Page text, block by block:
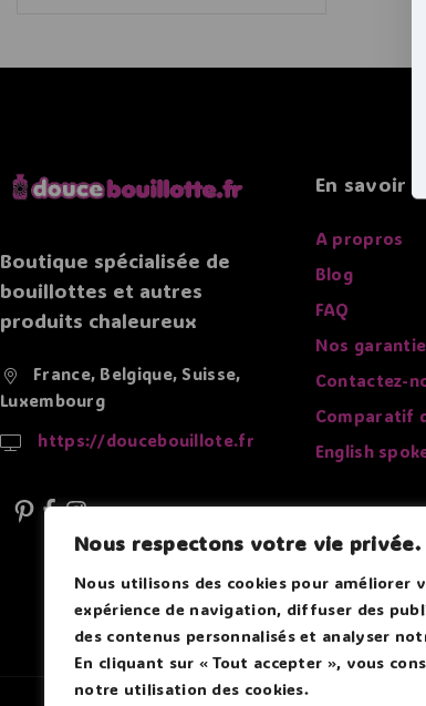
Nous respectons votre vie privée.
Nous utilisons des cookies pour améliorer
expérience de navigation, diffuser des
des contenus personnalisés et analyser
En cliquant sur « Tout accepter », vous
notre utilisation des cookies.
Boutique spécialisée de
bouillottes et autres
produits chaleureux
France, Belgique, Suisse,
Luxembourg
https://doucebouillote.fr
En savoir
A propros
Blog
FAQ
Nos
Contactez-
Comparatif
English